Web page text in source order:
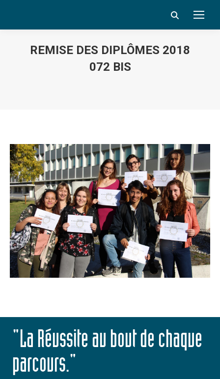
Search:
REMISE DES DIPLÔMES 2018
072 BIS
"La Réussite au bout de chaque
parcours."